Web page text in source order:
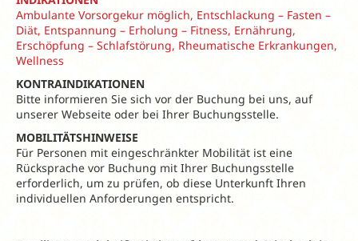
Ambulante Vorsorgekur möglich, Entschlackung – Fasten –
Diät, Entspannung – Erholung – Fitness, Ernährung,
Erschöpfung – Schlafstörung, Rheumatische Erkrankungen,
Wellness
KONTRAINDIKATIONEN
Bitte informieren Sie sich vor der Buchung bei uns, auf
unserer Webseite oder bei Ihrer Buchungsstelle.
MOBILITÄTSHINWEISE
Für Personen mit eingeschränkter Mobilität ist eine
Rücksprache vor Buchung mit Ihrer Buchungsstelle
erforderlich, um zu prüfen, ob diese Unterkunft Ihren
individuellen Anforderungen entspricht.